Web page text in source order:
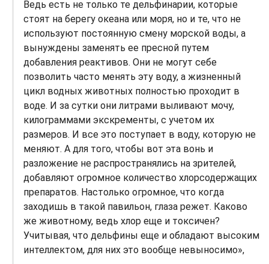
Ведь есть не только те дельфинарии, которые
стоят на берегу океана или моря, но и те, что не
используют постоянную смену морской воды, а
вынуждены заменять ее пресной путем
добавления реактивов. Они не могут себе
позволить часто менять эту воду, а жизненный
цикл водных животных полностью проходит в
воде. И за сутки они литрами выливают мочу,
килограммами экскременты, с учетом их
размеров. И все это поступает в воду, которую не
меняют. А для того, чтобы вот эта вонь и
разложение не распространялись на зрителей,
добавляют огромное количество хлорсодержащих
препаратов. Настолько огромное, что когда
заходишь в такой павильон, глаза режет. Каково
же животному, ведь хлор еще и токсичен?
Учитывая, что дельфины еще и обладают высоким
интеллектом, для них это вообще невыносимо»,